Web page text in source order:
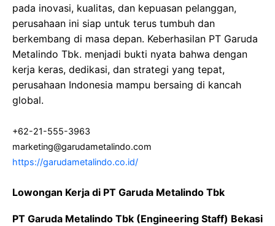
pada inovasi, kualitas, dan kepuasan pelanggan,
perusahaan ini siap untuk terus tumbuh dan
berkembang di masa depan. Keberhasilan PT Garuda
Metalindo Tbk. menjadi bukti nyata bahwa dengan
kerja keras, dedikasi, dan strategi yang tepat,
perusahaan Indonesia mampu bersaing di kancah
global.
+62-21-555-3963
marketing@garudametalindo.com
https://garudametalindo.co.id/
Lowongan Kerja di PT Garuda Metalindo Tbk
PT Garuda Metalindo Tbk (Engineering Staff) Bekasi